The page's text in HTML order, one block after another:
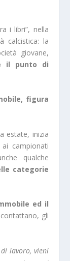
i libri”, nella
calcistica: la
giovane,
il punto di
, figura
estate, inizia
campionati
qualche
categorie
ed il
gli
lavoro, vieni